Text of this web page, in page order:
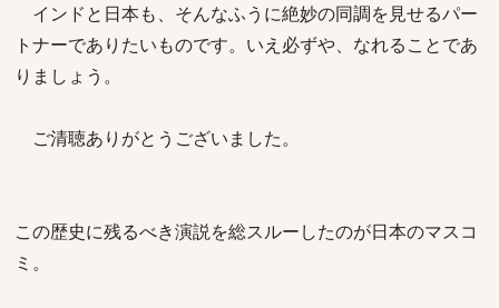
インドと日本も、そんなふうに絶妙の同調を見せるパー
トナーでありたいものです。いえ必ずや、なれることであ
りましょう。
ご清聴ありがとうございました。
この歴史に残るべき演説を総スルーしたのが日本のマスコ
ミ。